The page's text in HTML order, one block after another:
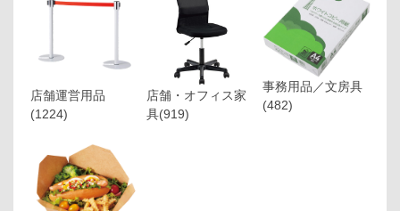
店舗運営用品
(1224)
店舗・オフィス家
具(919)
事務用品／文房具
(482)